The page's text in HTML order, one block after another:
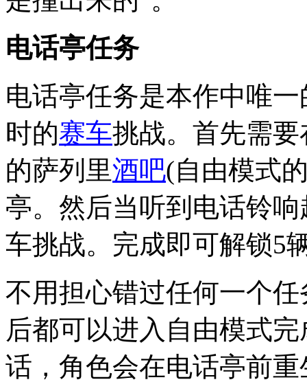
电话亭任务
电话亭任务是本作中唯
时的赛车挑战。首先需要
的萨列里酒吧(自由模式
亭。然后当听到电话铃
车挑战。完成即可解锁5
不用担心错过任何一个
后都可以进入自由模式
话，角色会在电话亭前